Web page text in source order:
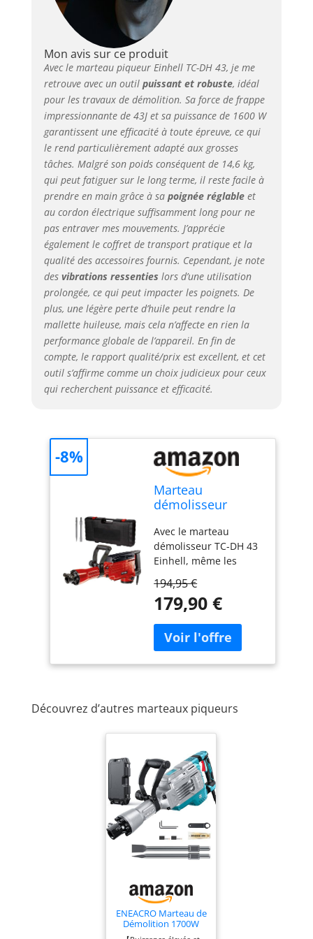
flexibilité à n’importe
quelle position de
durable, le marteau
démolisseur est conçu
aussi pour un
fonctionnement
continu dans des
conditions difficiles.
Vendu avec un
pointeau et un burin
plat, le marteau
démolisseur est
immédiatement
opérationnel. L’outil
est vendu dans sa
mallette de transport
et de rangement très
pratique.
Mon avis sur ce produit
Avec le marteau piqueur Einhell TC-DH 43, je me
retrouve avec un outil puissant et robuste, idéal
pour les travaux de démolition. Sa force de frappe
impressionnante de 43J et sa puissance de 1600 W
garantissent une efficacité à toute épreuve, ce qui
le rend particulièrement adapté aux grosses
tâches. Malgré son poids conséquent de 14,6 kg,
qui peut fatiguer sur le long terme, il reste facile à
prendre en main grâce à sa poignée réglableet
au cordon électrique suffisamment long pour ne
pas entraver mes mouvements. J’apprécie
également le coffret de transport pratique et la
qualité des accessoires fournis. Cependant, je note
des vibrations ressenties lors d’une utilisation
prolongée, ce qui peut impacter les poignets. De
plus, une légère perte d’huile peut rendre la
mallette huileuse, mais cela n’affecte en rien la
performance globale de l’appareil. En fin de
compte, le rapport qualité/prix est excellent, et cet
outil s’affirme comme un choix judicieux pour ceux
qui recherchent puissance et efficacité.
Marteau
démolisseur
Avec le marteau
démolisseur TC-DH 43
Einhell, même les
lourds sont à la portée
des bricoleurs
de puissance assurent
une bonne avancée. La
force de frappe de 43 J
travaux de
maison et le jardin. Le
mandrin hexagonal
SDS permet un
changement d’outil
facile et rapide. La
poignée auxiliaire peut
pivoter de 180°,
permettant au
marteau démolisseur
flexibilité à n’importe
quelle position de
travail. Robuste et
durable, le marteau
194,95 €
179,90 €
-8%
Découvrez d’autres marteaux piqueurs
ENEACRO Marteau de
Démolition 1700W
SDS-Hex Brise-béton,